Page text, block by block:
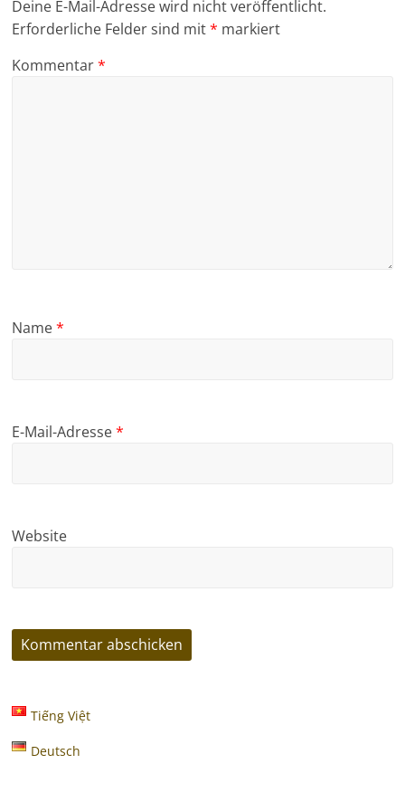
Deine E-Mail-Adresse wird nicht veröffentlicht.
Erforderliche Felder sind mit* markiert
Kommentar*
Name*
E-Mail-Adresse*
Website
Tiếng Việt
Deutsch